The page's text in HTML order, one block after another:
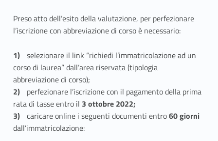
Preso atto dell’esito della valutazione, per perfezionare
l’iscrizione con abbreviazione di corso è necessario:
selezionare il link “richiedi l’immatricolazione ad un
corso di laurea” dall’area riservata (tipologia
abbreviazione di corso);
perfezionare l’iscrizione con il pagamento della prima
rata di tasse entro il 3 ottobre 2022;
caricare online i seguenti documenti entro60 giorni
dall’immatricolazione: